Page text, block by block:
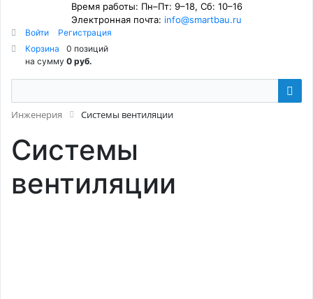
Время работы: Пн–Пт: 9–18, Сб: 10–16
Электронная почта: info@smartbau.ru
Войти
Регистрация
Корзина
0 позиций
на сумму 0 руб.
Инженерия Системы вентиляции
Системы
вентиляции